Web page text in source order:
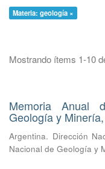
Materia: geología ×
Mostrando ítems 1-10
Memoria Anual
Geología y
Argentina. Dirección
Nacional de Geología y